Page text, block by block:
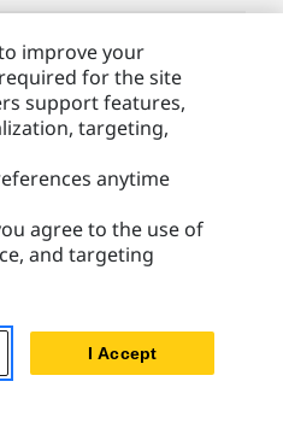
improve your
for the site
support features,
targeting,
anytime
agree to the use of
and targeting
I Accept